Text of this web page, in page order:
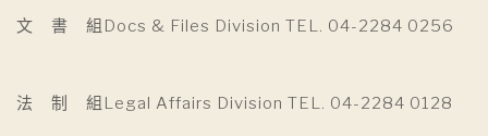
文 書 組Docs & Files Division TEL. 04-2284 0256
法 制 組Legal Affairs Division TEL. 04-2284 0128